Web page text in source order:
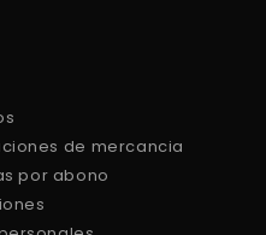
de mercancia
por abono